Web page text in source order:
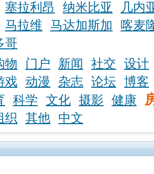
塞拉利昂 纳米比亚
几内
马拉维 马达加斯加
喀麦
哥
物 门户 新闻 社交
设计
戏 动漫 杂志 论坛 博客
科学 文化 摄影 健康
织 其他 中文